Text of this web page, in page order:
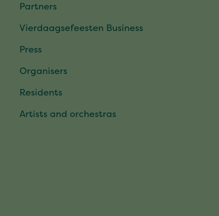
Partners
Vierdaagsefeesten Business
Press
Organisers
Residents
Artists and orchestras